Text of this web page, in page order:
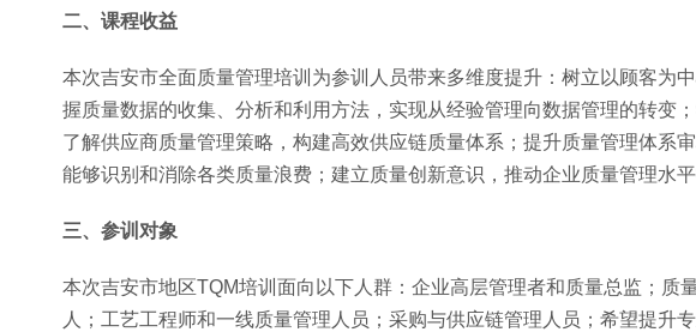
二、课程收益
本次吉安市全面质量管理培训为参训人员带来多维度提升：树立以顾客为
握质量数据的收集、分析和利用方法，实现从经验管理向数据管理的转变
了解供应商质量管理策略，构建高效供应链质量体系；提升质量管理体系
能够识别和消除各类质量浪费；建立质量创新意识，推动企业质量管理水平
三、参训对象
本次吉安市地区TQM培训面向以下人群：企业高层管理者和质量总监；质
人；工艺工程师和一线质量管理人员；采购与供应链管理人员；希望提升